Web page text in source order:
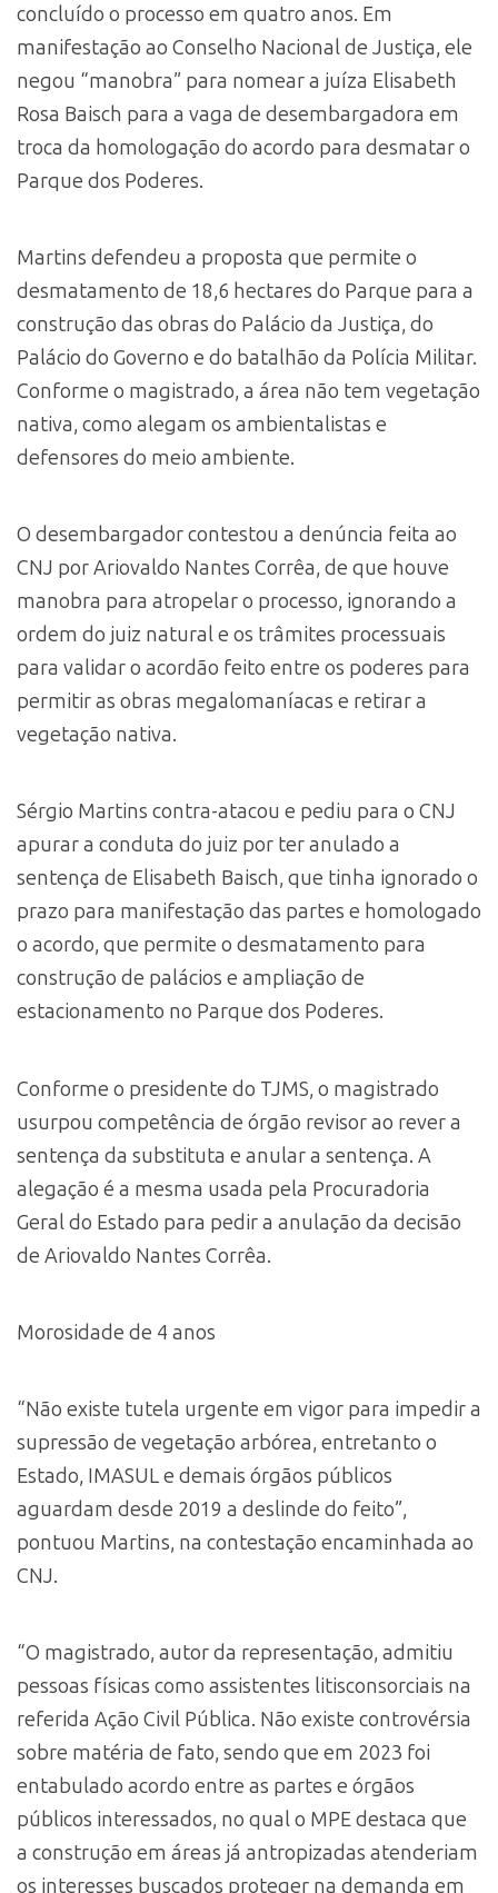
concluído o processo em quatro anos. Em
manifestação ao Conselho Nacional de Justiça, ele
negou “manobra” para nomear a juíza Elisabeth
Rosa Baisch para a vaga de desembargadora em
troca da homologação do acordo para desmatar o
Parque dos Poderes.
Martins defendeu a proposta que permite o
desmatamento de 18,6 hectares do Parque para a
construção das obras do Palácio da Justiça, do
Palácio do Governo e do batalhão da Polícia Militar.
Conforme o magistrado, a área não tem vegetação
nativa, como alegam os ambientalistas e
defensores do meio ambiente.
O desembargador contestou a denúncia feita ao
CNJ por Ariovaldo Nantes Corrêa, de que houve
manobra para atropelar o processo, ignorando a
ordem do juiz natural e os trâmites processuais
para validar o acordão feito entre os poderes para
permitir as obras megalomaníacas e retirar a
vegetação nativa.
Sérgio Martins contra-atacou e pediu para o CNJ
apurar a conduta do juiz por ter anulado a
sentença de Elisabeth Baisch, que tinha ignorado o
prazo para manifestação das partes e homologado
o acordo, que permite o desmatamento para
construção de palácios e ampliação de
estacionamento no Parque dos Poderes.
Conforme o presidente do TJMS, o magistrado
usurpou competência de órgão revisor ao rever a
sentença da substituta e anular a sentença. A
alegação é a mesma usada pela Procuradoria
Geral do Estado para pedir a anulação da decisão
de Ariovaldo Nantes Corrêa.
Morosidade de 4 anos
“Não existe tutela urgente em vigor para impedir a
supressão de vegetação arbórea, entretanto o
Estado, IMASUL e demais órgãos públicos
aguardam desde 2019 a deslinde do feito”,
pontuou Martins, na contestação encaminhada ao
CNJ.
“O magistrado, autor da representação, admitiu
pessoas físicas como assistentes litisconsorciais na
referida Ação Civil Pública. Não existe controvérsia
sobre matéria de fato, sendo que em 2023 foi
entabulado acordo entre as partes e órgãos
públicos interessados, no qual o MPE destaca que
a construção em áreas já antropizadas atenderiam
os interesses buscados proteger na demanda em